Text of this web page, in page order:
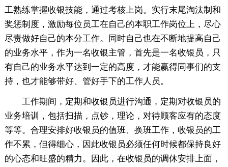
工熟练掌握收银技能，通过考核上岗。实行末尾淘汰制和
奖惩制度，激励每位员工在自己的本职工作岗位上，尽心
尽责做好自己的本分工作。同时自己也在不断地提高自己
的业务水平，作为一名收银主管，首先是一名收银员，只
有自己的业务水平达到一定的高度，才能赢得同事们的支
持，也才能够带好、管好手下的工作人员。
工作期间，定期和收银员进行沟通，定期对收银员的
业务培训，包括扫描，点钞，理论，对待顾客应有的态度
等等。合理安排好收银员的值班、换班工作，收银员的工
作不累，但得细心，因此收银员必须任何时候都保持良好
的心态和旺盛的精力。因此，在收银员的调休安排上面，